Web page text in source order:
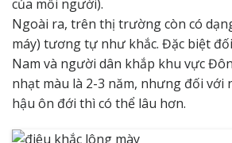
của mỗi người).
Ngoài ra, trên thị trường còn có
máy) tương tự như khắc. Đặc biệt
Nam và người dân khắp khu vực
nhạt màu là 2-3 năm, nhưng đối với
hậu ôn đới thì có thể lâu hơn.